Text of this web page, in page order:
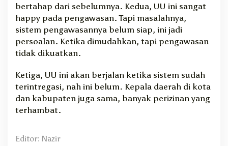
bertahap dari sebelumnya. Kedua, UU ini sangat
happy pada pengawasan. Tapi masalahnya,
sistem pengawasannya belum siap, ini jadi
persoalan. Ketika dimudahkan, tapi pengawasan
tidak dikuatkan.
Ketiga, UU ini akan berjalan ketika sistem sudah
terintregasi, nah ini belum. Kepala daerah di kota
dan kabupaten juga sama, banyak perizinan yang
terhambat.
Editor: Nazir